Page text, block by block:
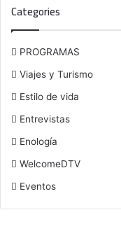
Categories
PROGRAMAS
Viajes y Turismo
Estilo de vida
Entrevistas
Enología
WelcomeDTV
Eventos